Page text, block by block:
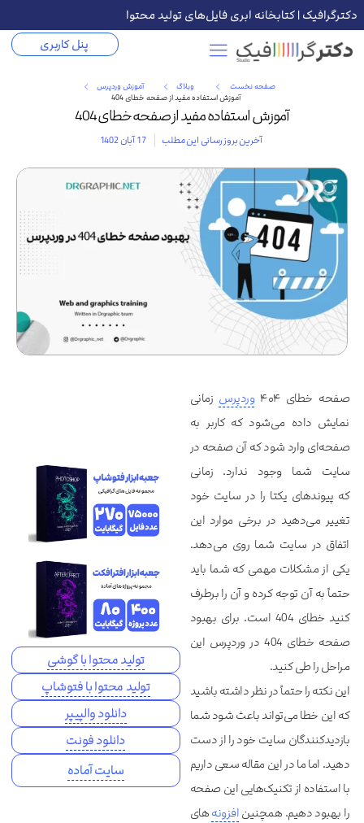
دکترگرافیک | کتابخانه ابری فایل‌های تولید محتوا
پنل کاربری
صفحه نخست وبلاگ
آموزش وردپرس
آموزش استفاده مفید از صفحه خطای 404
آموزش استفاده مفید از صفحه خطای 404
آخرین بروز رسانی این مطلب 17 آبان 1402
صفحه خطای ۴۰۴ وردپرس زمانی
نمایش داده می‌شود که کاربر به
صفحه‌ای وارد شود که آن صفحه در
سایت شما وجود ندارد. زمانی
که پیوندهای یکتا را در سایت خود
تغییر می‌دهید در برخی موارد این
اتفاق در سایت شما روی می‌دهد.
یکی از مشکلات مهمی که شما باید
حتماً به آن توجه کرده و آن را برطرف
کنید خطای 404 است. برای بهبود
صفحه خطای 404 در وردپرس این
مراحل را طی کنید.
این نکته را حتماً در نظر داشته باشید
که این خطا می‌تواند باعث شود شما
بازدیدکنندگان سایت خود را از دست
دهید. اما ما در این مقاله سعی داریم
با استفاده از تکنیک‌هایی این صفحه
را بهبود دهیم. همچنینافزونه‌های
تولید محتوا با گوشی
تولید محتوا با فتوشاپ
دانلود والپیپر
دانلود فونت
سایت آماده